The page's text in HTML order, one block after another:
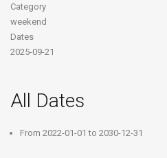
Category
weekend
Dates
2025-09-21
All Dates
From 2022-01-01 to 2030-12-31